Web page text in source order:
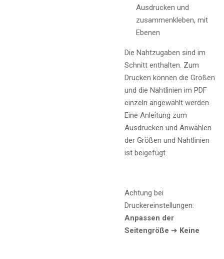
Ausdrucken und
zusammenkleben, mit
Ebenen
Die Nahtzugaben sind im
Schnitt enthalten. Zum
Drucken können die Größen
und die Nahtlinien im PDF
einzeln angewählt werden.
Eine Anleitung zum
Ausdrucken und Anwählen
der Größen und Nahtlinien
ist beigefügt.
Achtung bei
Druckereinstellungen:
Anpassen der
Seitengröße ➔ Keine